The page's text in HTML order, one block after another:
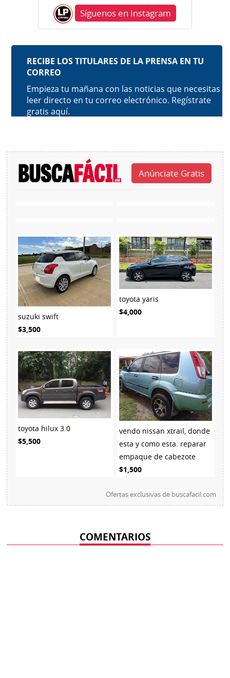
Síguenos en Instagram
suzuki swift
$3,500
toyota yaris
$4,000
toyota hilux 3.0
$5,500
vendo nissan xtrail, donde
esta y como esta. reparar
empaque de cabezote
$1,500
Ofertas exclusivas de buscafacil.com
COMENTARIOS